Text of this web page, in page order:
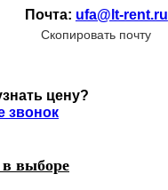
Почта: ufa@lt-rent.ru
Скопировать почту
цену?
звонок
выборе